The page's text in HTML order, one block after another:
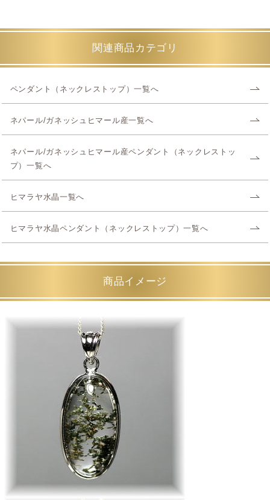
関連商品カテゴリ
ペンダント（ネックレストップ）一覧へ
ネパール/ガネッシュヒマール産一覧へ
ネパール/ガネッシュヒマール産ペンダント（ネックレストッ
プ）一覧へ
ヒマラヤ水晶一覧へ
ヒマラヤ水晶ペンダント（ネックレストップ）一覧へ
商品イメージ